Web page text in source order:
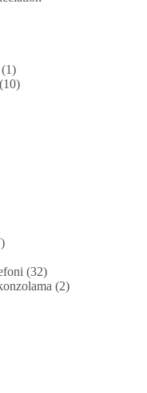
(32)
(2)